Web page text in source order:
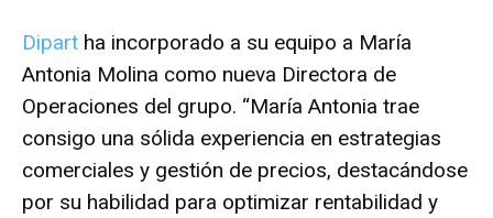
Dipart ha incorporado a su equipo a María
Antonia Molina como nueva Directora de
Operaciones del grupo. “María Antonia trae
consigo una sólida experiencia en estrategias
comerciales y gestión de precios, destacándose
por su habilidad para optimizar rentabilidad y